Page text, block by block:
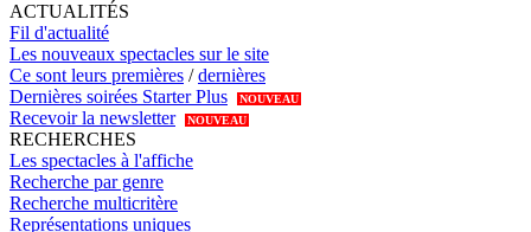
ACTUALITÉS
Fil d'actualité
Les nouveaux spectacles sur le site
Ce sont leurs premières /dernières
Dernières soirées Starter Plus
NOUVEAU
Recevoir la newsletter NOUVEAU
RECHERCHES
Les spectacles à l'affiche
Recherche par genre
Recherche multicritère
Représentations uniques